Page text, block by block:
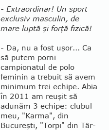
- Extraordinar! Un sport
exclusiv masculin, de
mare luptă şi forţă fizică!
- Da, nu a fost uşor... Ca
să putem porni
campionatul de polo
feminin a trebuit să avem
minimum trei echipe. Abia
în 2011 am reuşit să
adunăm 3 echipe: clubul
meu, "Kar­ma", din
Bucureşti, "Torpi" din Târ­